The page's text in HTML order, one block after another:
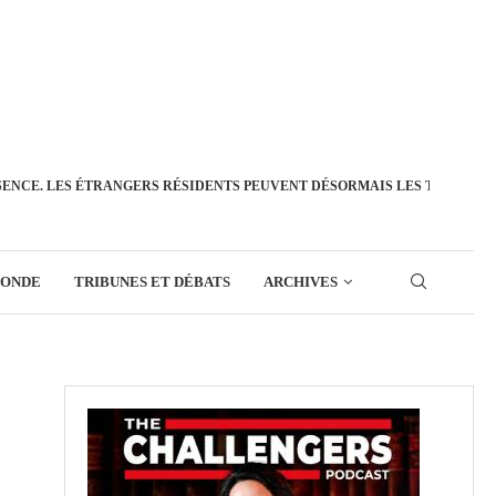
LES ÉTRANGERS RÉSIDENTS PEUVENT DÉSORMAIS LES
TRIBUNES ET DÉBATS ARCHIVES